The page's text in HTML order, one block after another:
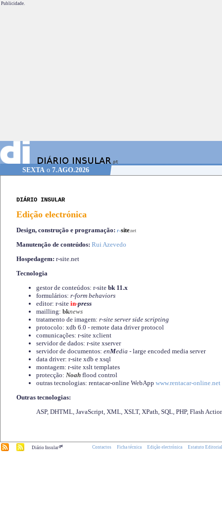
Publicidade.
SEXTA o 7.AGO.2026
DIÁRIO INSULAR
Edição electrónica
Design, construção e programação: r-site.net
Manutenção de conteúdos: Rui Azevedo
Hospedagem: r-site.net
Tecnologia
gestor de conteúdos: r-site bk 11.x
formulários: r-form behaviors
editor: r-site in-press
mailling: bknews
tratamento de imagem: r-site server side scripting
protocolo: xdb 6.0 - remote data driver protocol
comunicações: r-site xclient
servidor de dados: r-site xserver
servidor de documentos: enMedia - large encoded media server
data driver: r-site xdb e xsql
montagem: r-site xslt templates
protecção: Noah flood control
outras tecnologias: rentacar-online WebApp www.rentacar-online.net
Outras tecnologias:
ASP, DHTML, JavaScript, XML, XSLT, XPath, SQL, PHP, Flash
Diário Insular.pt Contactos Ficha técnica Edição electrónica Estatuto Editorial